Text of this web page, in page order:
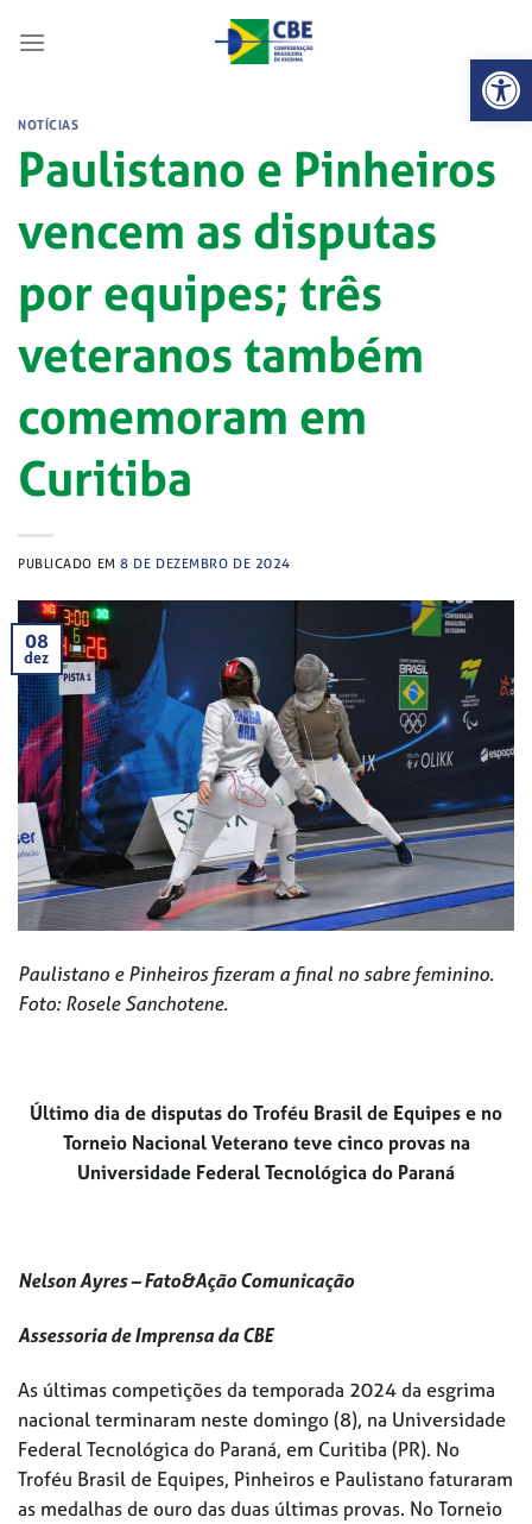
Abrir
NOTÍCIAS
Paulistano e Pinheiros
vencem as disputas
por equipes; três
veteranos também
comemoram em
Curitiba
PUBLICADO EM8 DE DEZEMBRO DE 2024
08
dez
Paulistano e Pinheiros fizeram a final no sabre feminino.
Foto: Rosele Sanchotene.
Último dia de disputas do Troféu Brasil de Equipes e no
Torneio Nacional Veterano teve cinco provas na
Universidade Federal Tecnológica do Paraná
Nelson Ayres – Fato&Ação Comunicação
Assessoria de Imprensa da CBE
As últimas competições da temporada 2024 da esgrima
nacional terminaram neste domingo (8), na Universidade
Federal Tecnológica do Paraná, em Curitiba (PR). No
Troféu Brasil de Equipes, Pinheiros e Paulistano faturaram
as medalhas de ouro das duas últimas provas. No Torneio